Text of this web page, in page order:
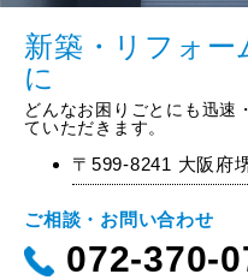
新築・リフォー
に
どんなお困りごとにも迅速
ていただきます。
〒599-8241 大阪府
ご相談・お問い合わせ
072-370-